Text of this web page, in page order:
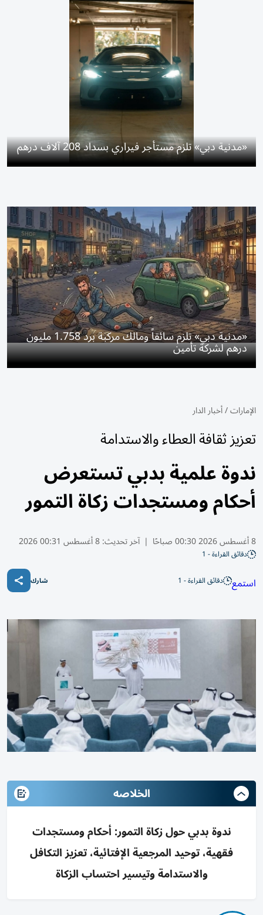
«مدنية دبي» تلزم مستأجر فيراري بسداد 208 آلاف درهم
«مدنية دبي» تلزم سائقاً ومالك مركبة برد 1.758 مليون
درهم لشركة تأمين
الإمارات/أخبار الدار
تعزيز ثقافة العطاء والاستدامة
ندوة علمية بدبي تستعرض
أحكام ومستجدات زكاة التمور
8 أغسطس 2026 00:30 صباحًا | آخر تحديث:8 أغسطس 00:31 2026
دقائق القراءة - 1
استمع دقائق القراءة - 1 شارك
الخلاصه
ندوة بدبي حول زكاة التمور: أحكام ومستجدات
فقهية، توحيد المرجعية الإفتائية، تعزيز التكافل
والاستدامة وتيسير احتساب الزكاة